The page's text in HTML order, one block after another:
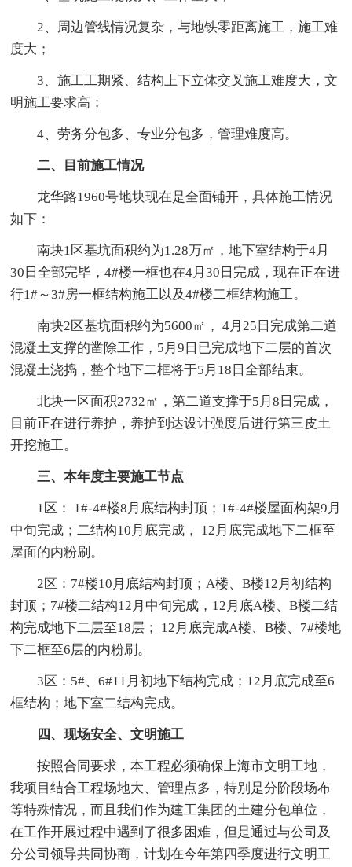
2、周边管线情况复杂，与地铁零距离施工，施工难
度大；
3、施工工期紧、结构上下立体交叉施工难度大，文
明施工要求高；
4、劳务分包多、专业分包多，管理难度高。
二、目前施工情况
龙华路1960号地块现在是全面铺开，具体施工情况
如下：
南块1区基坑面积约为1.28万㎡，地下室结构于4月
30日全部完毕，4#楼一框也在4月30日完成，现在正在进
行1#～3#房一框结构施工以及4#楼二框结构施工。
南块2区基坑面积约为5600㎡， 4月25日完成第二道
混凝土支撑的凿除工作，5月9日已完成地下二层的首次
混凝土浇捣，整个地下二框将于5月18日全部结束。
北块一区面积2732㎡，第二道支撑于5月8日完成，
目前正在进行养护，养护到达设计强度后进行第三皮土
开挖施工。
三、本年度主要施工节点
1区： 1#-4#楼8月底结构封顶；1#-4#楼屋面构架9月
中旬完成；二结构10月底完成， 12月底完成地下二框至
屋面的内粉刷。
2区：7#楼10月底结构封顶；A楼、B楼12月初结构
封顶；7#楼二结构12月中旬完成，12月底A楼、B楼二结
构完成地下二层至18层； 12月底完成A楼、B楼、7#楼地
下二框至6层的内粉刷。
3区：5#、6#11月初地下结构完成；12月底完成至6
框结构；地下室二结构完成。
四、现场安全、文明施工
按照合同要求，本工程必须确保上海市文明工地，
我项目结合工程场地大、管理点多，特别是分阶段场布
等特殊情况，而且我们作为建工集团的土建分包单位，
在工作开展过程中遇到了很多困难，但是通过与公司及
分公司领导共同协商，计划在今年第四季度进行文明工